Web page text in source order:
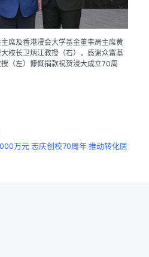
席及香港浸会大学基金董事局主席黄
校长卫炳江教授（右），感谢众富基
（左）慷慨捐款祝贺浸大成立70周
万元 志庆创校70周年 推动转化医